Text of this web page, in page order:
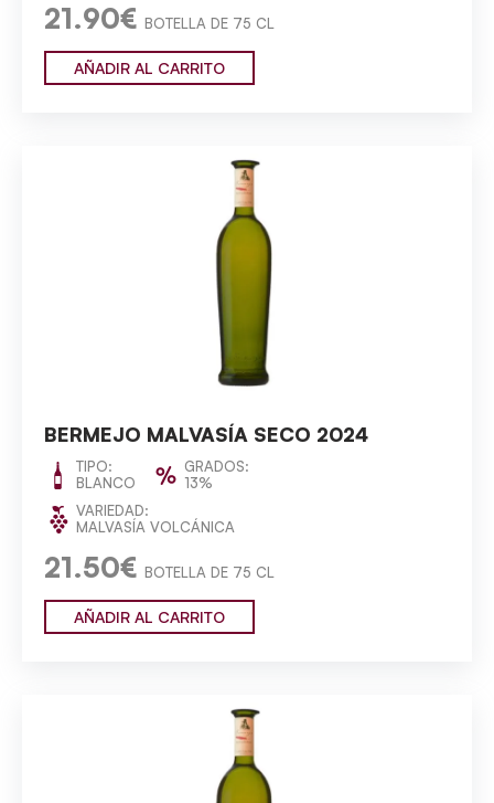
21.90€ BOTELLA DE 75 CL
AÑADIR AL CARRITO
BERMEJO MALVASÍA SECO 2024
TIPO:
BLANCO
GRADOS:
13%
VARIEDAD:
MALVASÍA VOLCÁNICA
21.50€ BOTELLA DE 75 CL
AÑADIR AL CARRITO